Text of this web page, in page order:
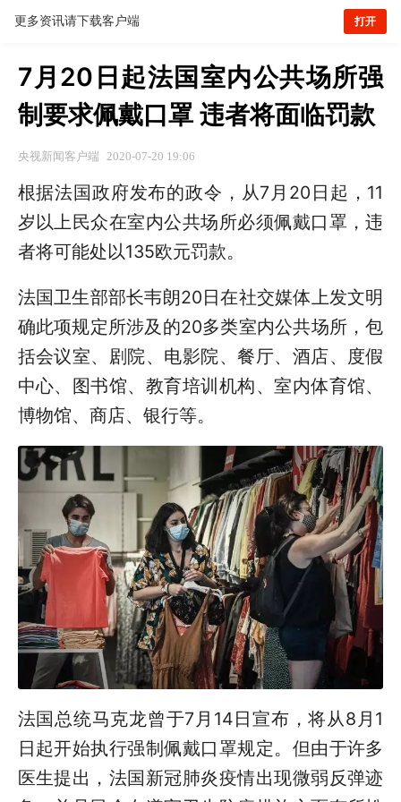
更多资讯请下载客户端 打开
7月20日起法国室内公共场所强
制要求佩戴口罩 违者将面临罚款
央视新闻客户端 2020-07-20 19:06
根据法国政府发布的政令，从7月20日起，11
岁以上民众在室内公共场所必须佩戴口罩，违
者将可能处以135欧元罚款。
法国卫生部部长韦朗20日在社交媒体上发文明
确此项规定所涉及的20多类室内公共场所，包
括会议室、剧院、电影院、餐厅、酒店、度假
中心、图书馆、教育培训机构、室内体育馆、
博物馆、商店、银行等。
法国总统马克龙曾于7月14日宣布，将从8月1
日起开始执行强制佩戴口罩规定。但由于许多
医生提出，法国新冠肺炎疫情出现微弱反弹迹